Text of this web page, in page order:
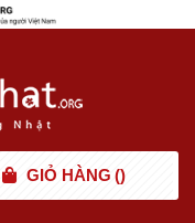
GIỎ HÀNG ()